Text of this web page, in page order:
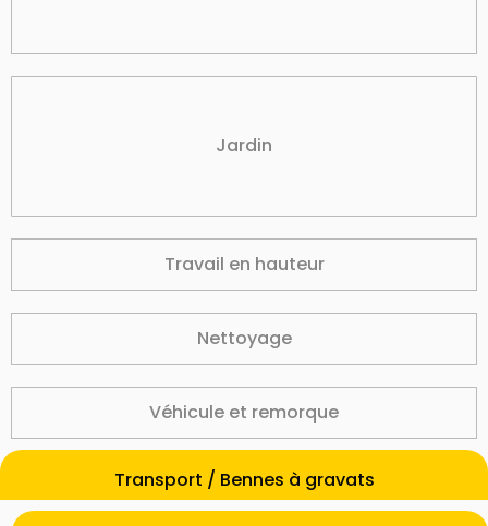
Jardin
Travail en hauteur
Nettoyage
Véhicule et remorque
Transport / Bennes à gravats